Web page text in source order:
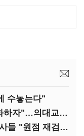
수놓는다"
의협 "의대 증원 백지상태서 대화하자"…의대교수, 집단 휴진
윤 "의료개혁 미룰 수 없어"…의사들 "원점 재검토"